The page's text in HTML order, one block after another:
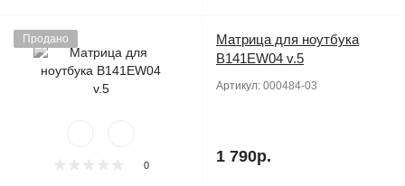
Продано
0
Матрица для ноутбука
B141EW04 v.5
Артикул: 000484-03
1 790р.